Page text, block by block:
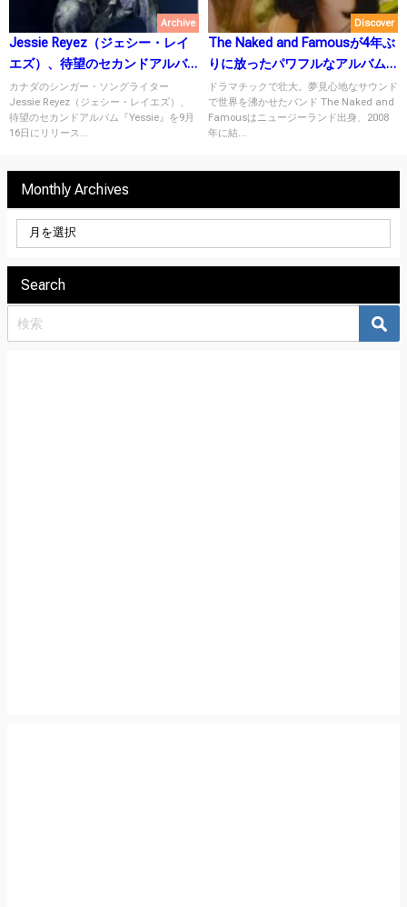
Archive
Jessie Reyez（ジェシー・レイ
エズ）、待望のセカンドアルバ
ム『Yessie』を9月16日にリリー
ス！
カナダのシンガー・ソングライター
Jessie Reyez（ジェシー・レイエズ）、
待望のセカンドアルバム『Yessie』を9月
16日にリリース...
Discover
The Naked and Famousが4年ぶ
りに放ったパワフルなアルバム
「Recover」
ドラマチックで壮大。夢見心地なサウンド
で世界を沸かせたバンド The Naked and
Famousはニュージーランド出身、2008
年に結...
Monthly Archives
Search